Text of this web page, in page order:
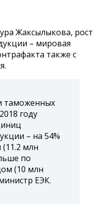
Жаксылыкова, рост
– мировая
также с
таможенных
году
– на 54%
млн
по
(10 млн
ЕЭК.